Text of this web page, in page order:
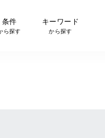
条件
ら探す
キーワード
から探す